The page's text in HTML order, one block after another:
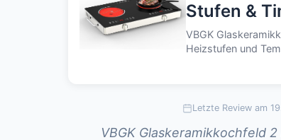
Stufen &
VBGK
Heizstufen und
Letzte Review am
VBGK Glaskeramikkochfeld